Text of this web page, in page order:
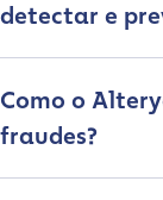
detectar e
Como o
fraudes?